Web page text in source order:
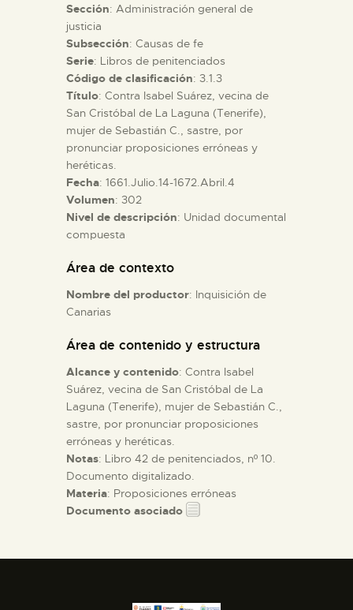
PREPARAR LA VISITA
ACTIVIDADES
█
EL MUSEO
COLECCIONES
ESPAÑOL
Sección: Administración general de
justicia
Subsección: Causas de fe
Serie: Libros de penitenciados
Código de clasificación: 3.1.3
Título: Contra Isabel Suárez, vecina de
San Cristóbal de La Laguna (Tenerife),
mujer de Sebastián C., sastre, por
pronunciar proposiciones erróneas y
heréticas.
Fecha: 1661.Julio.14-1672.Abril.4
Volumen: 302
Nivel de descripción: Unidad documental
compuesta
Área de contexto
Nombre del productor: Inquisición de
Canarias
Área de contenido y estructura
Alcance y contenido: Contra Isabel
Suárez, vecina de San Cristóbal de La
Laguna (Tenerife), mujer de Sebastián C.,
sastre, por pronunciar proposiciones
erróneas y heréticas.
Notas: Libro 42 de penitenciados, nº 10.
Documento digitalizado.
Materia: Proposiciones erróneas
Documento asociado